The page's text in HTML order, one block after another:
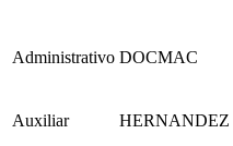
Administrativo DOCMAC
Auxiliar HERNANDEZ